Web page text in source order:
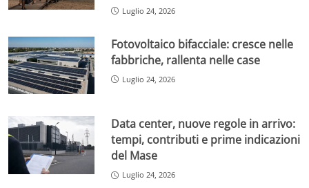
Luglio 24, 2026
Fotovoltaico bifacciale: cresce nelle
fabbriche, rallenta nelle case
Luglio 24, 2026
Data center, nuove regole in arrivo:
tempi, contributi e prime indicazioni
del Mase
Luglio 24, 2026